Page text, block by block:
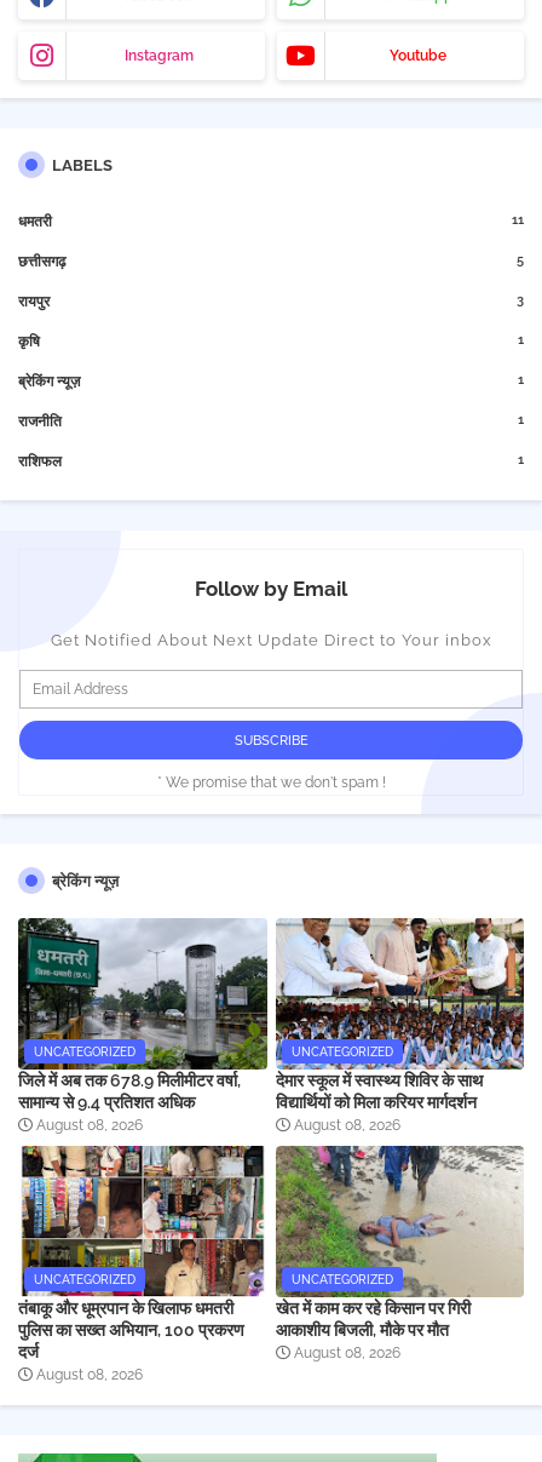
Instagram Youtube
LABELS
धमतरी 11
छत्तीसगढ़ 5
रायपुर 3
कृषि 1
ब्रेकिंग न्यूज़ 1
राजनीति 1
राशिफल 1
Follow by Email
Get Notified About Next Update Direct to Your inbox
* We promise that we don't spam !
ब्रेकिंग न्यूज़
UNCATEGORIZED
जिले में अब तक 678.9 मिलीमीटर वर्षा,
सामान्य से 9.4 प्रतिशत अधिक
August 08, 2026
UNCATEGORIZED
देमार स्कूल में स्वास्थ्य शिविर के साथ
विद्यार्थियों को मिला करियर मार्गदर्शन
August 08, 2026
UNCATEGORIZED
तंबाकू और धूम्रपान के खिलाफ धमतरी
पुलिस का सख्त अभियान, 100 प्रकरण
दर्ज
August 08, 2026
UNCATEGORIZED
खेत में काम कर रहे किसान पर गिरी
आकाशीय बिजली, मौके पर मौत
August 08, 2026